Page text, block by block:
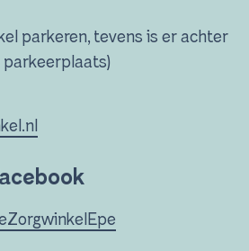
parkeren, tevens is er achter